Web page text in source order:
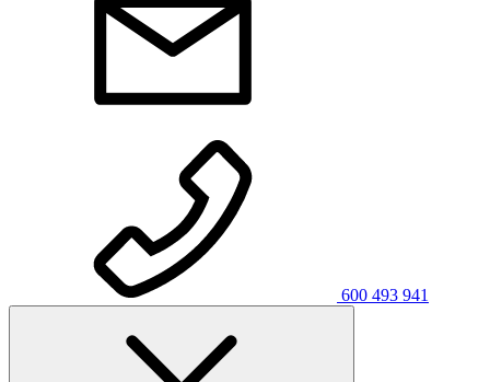
600 493 941